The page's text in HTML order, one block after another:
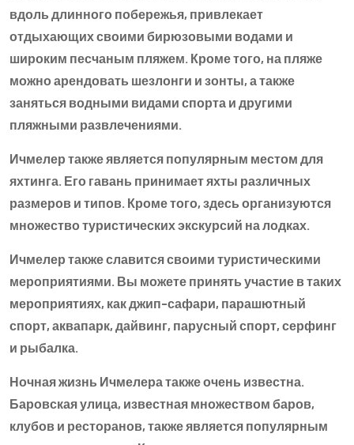
вдоль длинного побережья, привлекает
отдыхающих своими бирюзовыми водами и
широким песчаным пляжем. Кроме того, на пляже
можно арендовать шезлонги и зонты, а также
заняться водными видами спорта и другими
пляжными развлечениями.
Ичмелер также является популярным местом для
яхтинга. Его гавань принимает яхты различных
размеров и типов. Кроме того, здесь организуются
множество туристических экскурсий на лодках.
Ичмелер также славится своими туристическими
мероприятиями. Вы можете принять участие в таких
мероприятиях, как джип-сафари, парашютный
спорт, аквапарк, дайвинг, парусный спорт, серфинг
и рыбалка.
Ночная жизнь Ичмелера также очень известна.
Баровская улица, известная множеством баров,
клубов и ресторанов, также является популярным